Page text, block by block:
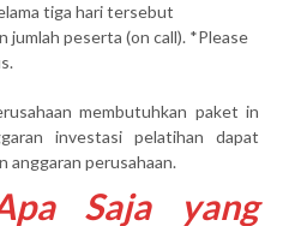
tiga hari tersebut
jumlah peserta (on call). *Please
membutuhkan paket in
investasi pelatihan dapat
anggaran perusahaan.
Saja yang